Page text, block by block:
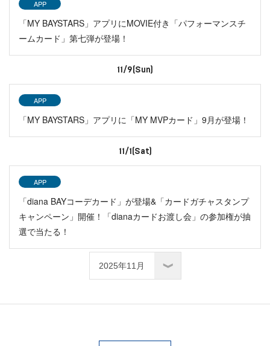
APP
「MY BAYSTARS」アプリにMOVIE付き「パフォーマンスチ
ームカード」第七弾が登場！
11/9(Sun)
APP
「MY BAYSTARS」アプリに「MY MVPカード」9月が登場！
11/1(Sat)
APP
「diana BAYコーデカード」が登場&「カードガチャスタンプ
キャンペーン」開催！「dianaカードお渡し会」の参加権が抽
選で当たる！